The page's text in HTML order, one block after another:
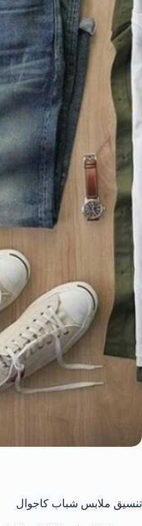
تنسيق ملابس شباب كاجوال